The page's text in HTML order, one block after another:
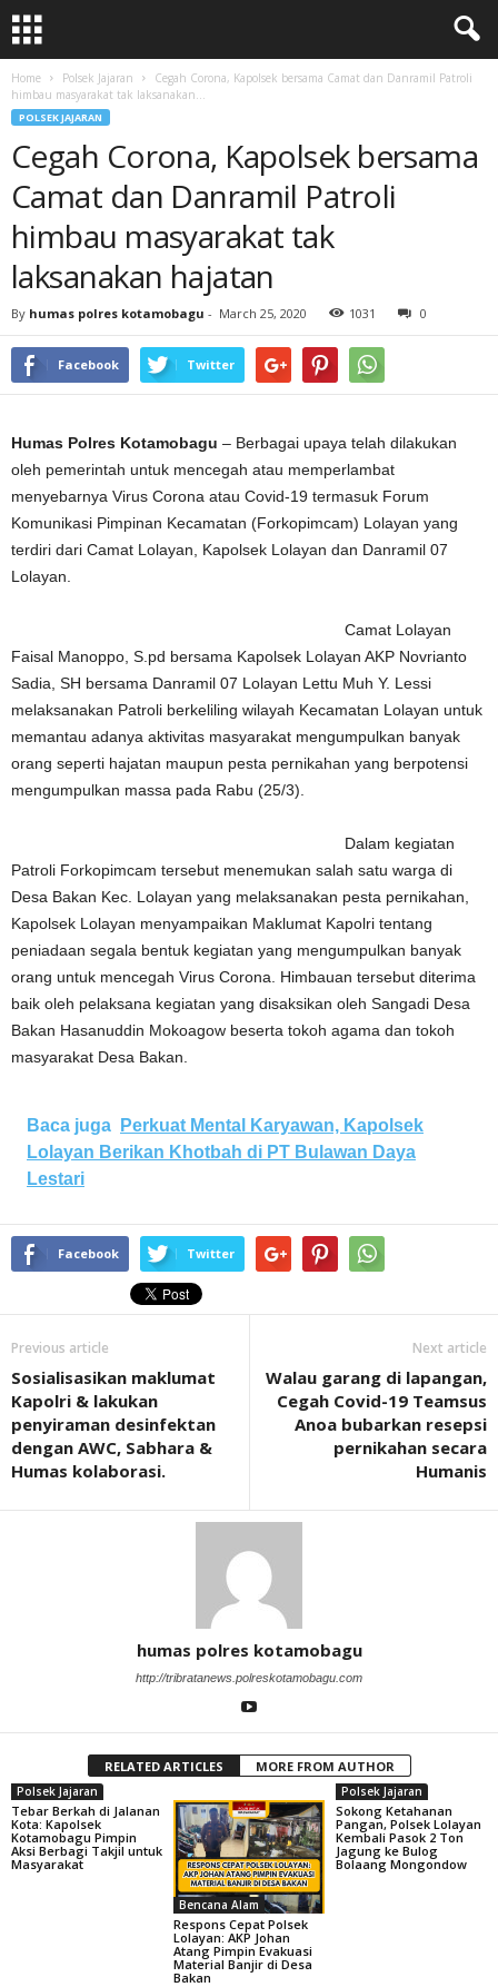
Home Polsek Jajaran
Cegah Corona, Kapolsek bersama Camat dan Danramil Patroli
himbau masyarakat tak laksanakan...
POLSEK JAJARAN
Cegah Corona, Kapolsek bersama
Camat dan Danramil Patroli
himbau masyarakat tak
laksanakan hajatan
By humas polres kotamobagu - March 25, 2020 1031 0
Facebook Twitter
Humas Polres Kotamobagu – Berbagai upaya telah dilakukan
oleh pemerintah untuk mencegah atau memperlambat
menyebarnya Virus Corona atau Covid-19 termasuk Forum
Komunikasi Pimpinan Kecamatan (Forkopimcam) Lolayan yang
terdiri dari Camat Lolayan, Kapolsek Lolayan dan Danramil 07
Lolayan.
Camat Lolayan
Faisal Manoppo, S.pd bersama Kapolsek Lolayan AKP Novrianto
Sadia, SH bersama Danramil 07 Lolayan Lettu Muh Y. Lessi
melaksanakan Patroli berkeliling wilayah Kecamatan Lolayan untuk
memantau adanya aktivitas masyarakat mengumpulkan banyak
orang seperti hajatan maupun pesta pernikahan yang berpotensi
mengumpulkan massa pada Rabu (25/3).
Dalam kegiatan
Patroli Forkopimcam tersebut menemukan salah satu warga di
Desa Bakan Kec. Lolayan yang melaksanakan pesta pernikahan,
Kapolsek Lolayan menyampaikan Maklumat Kapolri tentang
peniadaan segala bentuk kegiatan yang mengumpulkan banyak
orang untuk mencegah Virus Corona. Himbauan tersebut diterima
baik oleh pelaksana kegiatan yang disaksikan oleh Sangadi Desa
Bakan Hasanuddin Mokoagow beserta tokoh agama dan tokoh
masyarakat Desa Bakan.
Baca juga
Perkuat Mental Karyawan, Kapolsek
Lolayan Berikan Khotbah di PT Bulawan Daya
Lestari
Facebook Twitter
Previous article
Sosialisasikan maklumat
Kapolri & lakukan
penyiraman desinfektan
dengan AWC, Sabhara &
Humas kolaborasi.
Next article
Walau garang di lapangan,
Cegah Covid-19 Teamsus
Anoa bubarkan resepsi
pernikahan secara
Humanis
humas polres kotamobagu
http://tribratanews.polreskotamobagu.com
RELATED ARTICLES MORE FROM AUTHOR
Polsek Jajaran
Tebar Berkah di Jalanan
Kota: Kapolsek
Kotamobagu Pimpin
Aksi Berbagi Takjil untuk
Masyarakat
Bencana Alam
Respons Cepat Polsek
Lolayan: AKP Johan
Atang Pimpin Evakuasi
Material Banjir di Desa
Bakan
Polsek Jajaran
Sokong Ketahanan
Pangan, Polsek Lolayan
Kembali Pasok 2 Ton
Jagung ke Bulog
Bolaang Mongondow